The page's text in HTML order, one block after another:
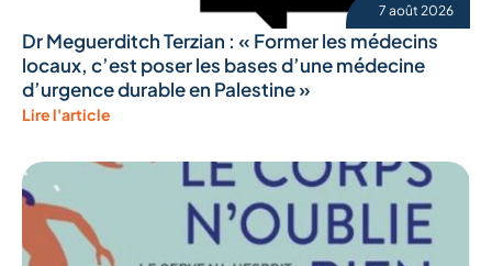
7 août 2026
Dr Meguerditch Terzian : « Former les médecins
locaux, c’est poser les bases d’une médecine
d’urgence durable en Palestine »
Lire l'article